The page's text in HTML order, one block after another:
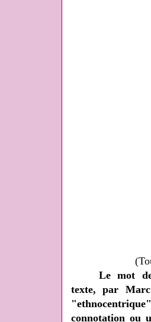
Le mot
texte, par
connotation ou